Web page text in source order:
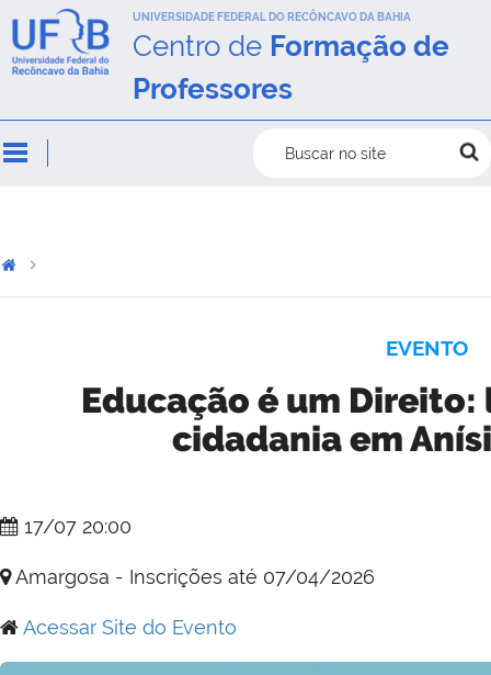
UNIVERSIDADE FEDERAL DO RECÔNCAVO DA BAHIA
Centro de Formação de
Professores
Buscar no site
EVENTO
Educação é um
cidadania em
17/07 20:00
Amargosa - Inscrições até 07/04/2026
Acessar Site do Evento